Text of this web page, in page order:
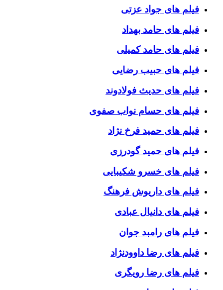
فیلم های جواد عزتی
فیلم های حامد بهداد
فیلم های حامد کمیلی
فیلم های حبیب رضایی
فیلم های حدیث فولادوند
فیلم های حسام نواب صفوی
فیلم های حمید فرخ نژاد
فیلم های حمید گودرزی
فیلم های خسرو شکیبایی
فیلم های داریوش فرهنگ
فیلم های دانیال عبادی
فیلم های رامبد جوان
فیلم های رضا داوودنژاد
فیلم های رضا رویگری